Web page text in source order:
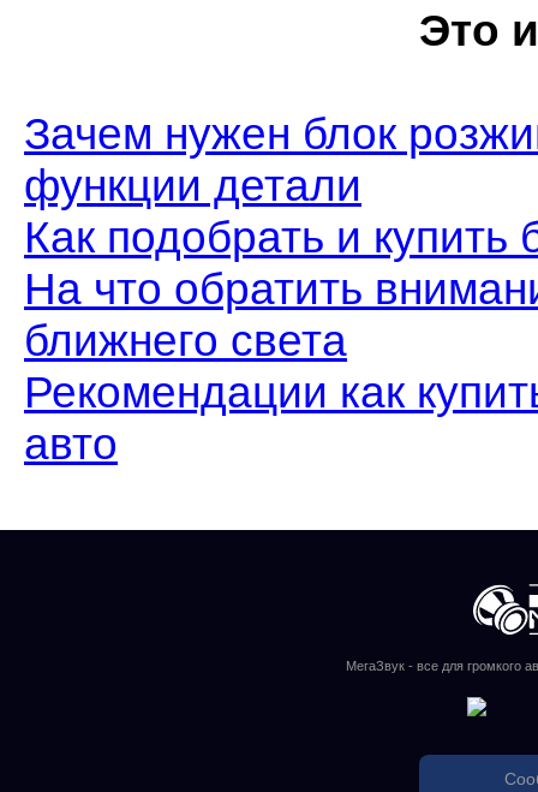
Это
Зачем нужен блок
функции детали
Как подобрать и купить
На что обратить
ближнего света
Рекомендации как
авто
МегаЗвук - все для громкого